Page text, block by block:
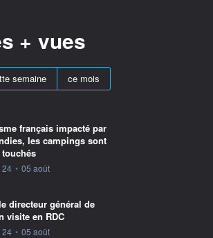
+ vues
semaine ce mois
français impacté par
les campings sont
fournie par
24 • 05 août
directeur général de
visite en RDC
fournie par
24 • 05 août